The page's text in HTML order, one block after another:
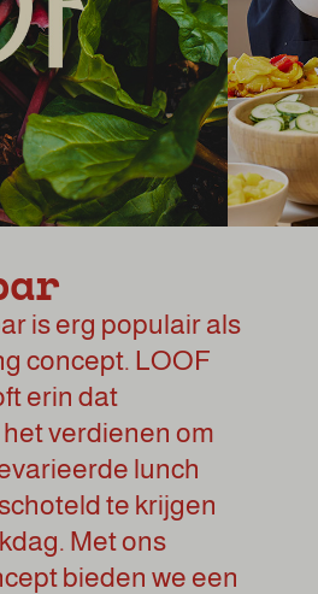
is erg populair als
concept. LOOF
erin dat
verdienen om
lunch
te krijgen
Met ons
bieden we een